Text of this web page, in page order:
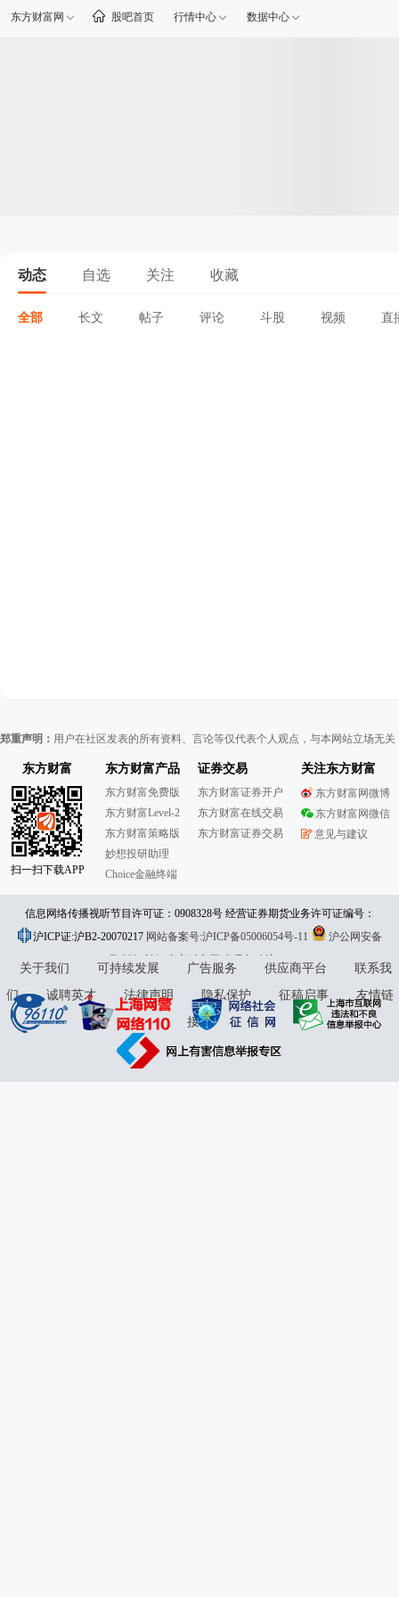
东方财富网 股吧首页 行情中心 数据中心
动态 自选 关注 收藏
全部 长文 帖子 评论 斗股 视频 直
郑重声明： 用户在社区发表的所有资料、言论等仅代表个人观点，与本网站立场无
东方财富
扫一扫下载APP
东方财富产品
东方财富免费版
东方财富Level-2
东方财富策略版
妙想投研助理
Choice金融终端
证券交易
东方财富证券开户
东方财富在线交易
东方财富证券交易
关注东方财富
东方财富网微博
东方财富网微信
意见与建议
信息网络传播视听节目许可证：0908328号 经营证券期货业务许可证编号：
913101046312860336 违法和不良信息举报:021-61278686 举报邮箱：
jubao@eastmoney.com
沪ICP证:沪B2-20070217 网站备案号:沪ICP备05006054号-11
沪公网安备
31010402000120号版权所有:东方财富网意见与建议:4000300059/952500
关于我们 可持续发展 广告服务 供应商平台
联系我
们
诚聘英才 法律声明 隐私保护 征稿启事
友情链
接